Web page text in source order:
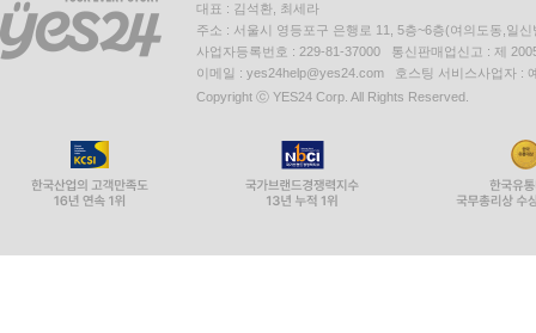
대표 : 김석환, 최세라
주소 : 서울시 영등포구 은행로 11, 5층~6층(여의도동,일신
사업자등록번호 : 229-81-37000 통신판매업신고 : 제
이메일 : yes24help@yes24.com 호스팅 서비스사업자 :
Copyright ⓒ YES24 Corp. All Rights Reserved.